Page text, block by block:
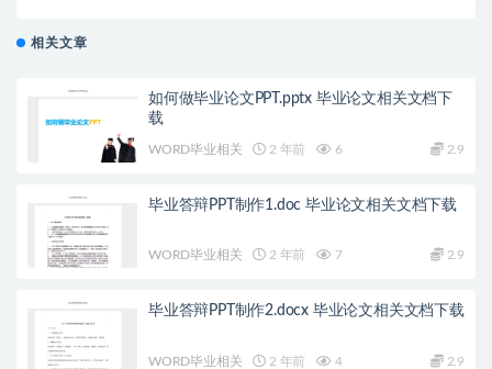
相关文章
如何做毕业论文PPT.pptx 毕业论文相关文档下
载
WORD毕业相关 2 年前 6 2.9
毕业答辩PPT制作1.doc 毕业论文相关文档下载
WORD毕业相关 2 年前 7 2.9
毕业答辩PPT制作2.docx 毕业论文相关文档下载
WORD毕业相关 2 年前 4 2.9